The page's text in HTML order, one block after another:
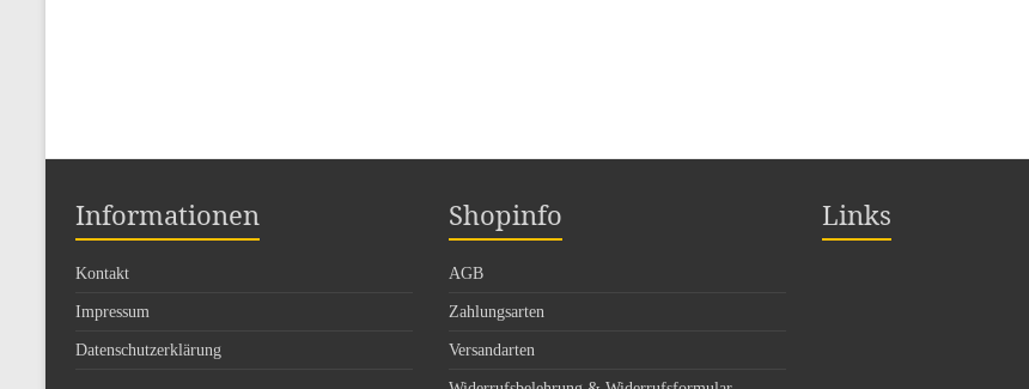
Informationen
Kontakt
Impressum
Datenschutzerklärung
Shopinfo
AGB
Zahlungsarten
Versandarten
Links